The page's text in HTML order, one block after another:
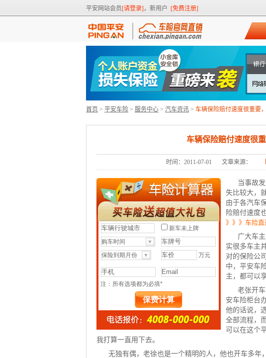
平安网站会员[请登录] ，新用户 [免费注册]
首页 > 平安车险 > 服务中心 > 汽车资讯 > 车辆保险赔付速度很重要
车辆保险赔付速度很
时间：2011-07-01 文章来源：
当事故
失比较大，
由于各汽车
险赔付速度
》》》车险直
广大车
实很多车主
对的保险公
中，平安车
主，都可以
老张开
安车险柜台
他的话说，
全部流程，
可以在这个
我打算一直用下去。
无独有偶，老徐也是一个精明的人，他也开车多年